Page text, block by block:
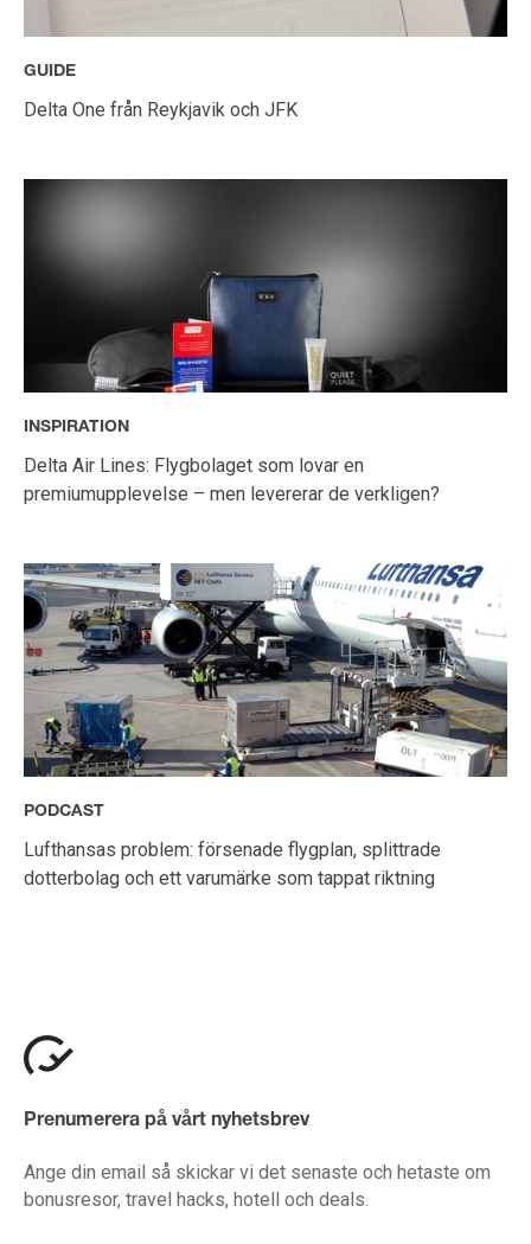
GUIDE
Delta One från Reykjavik och JFK
INSPIRATION
Delta Air Lines: Flygbolaget som lovar en
premiumupplevelse – men levererar de verkligen?
PODCAST
Lufthansas problem: försenade flygplan, splittrade
dotterbolag och ett varumärke som tappat riktning
Prenumerera på vårt nyhetsbrev
Ange din email så skickar vi det senaste och hetaste om
bonusresor, travel hacks, hotell och deals.